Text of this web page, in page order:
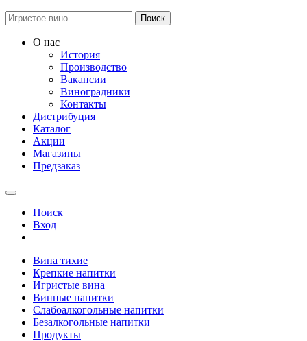
Поиск
О нас
История
Производство
Вакансии
Виноградники
Контакты
Дистрибуция
Каталог
Акции
Магазины
Предзаказ
Поиск
Вход
Вина тихие
Крепкие напитки
Игристые вина
Винные напитки
Слабоалкогольные напитки
Безалкогольные напитки
Продукты